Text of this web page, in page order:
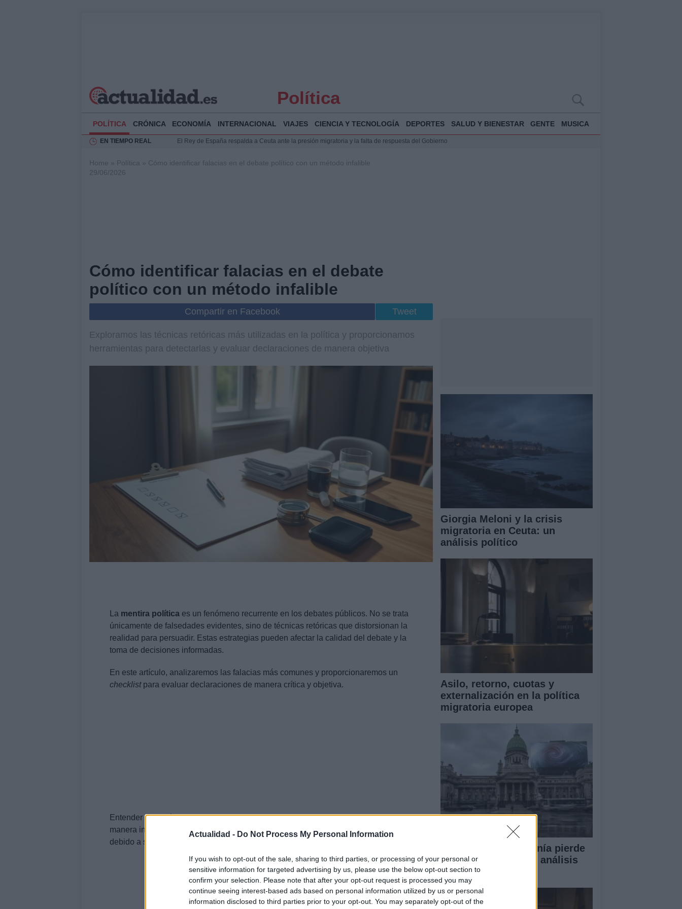
Actualidad - Do Not Process My Personal Information
If you wish to opt-out of the sale, sharing to third parties, or processing of your personal or
sensitive information for targeted advertising by us, please use the below opt-out section to
confirm your selection. Please note that after your opt-out request is processed you may
continue seeing interest-based ads based on personal information utilized by us or personal
information disclosed to third parties prior to your opt-out. You may separately opt-out of the
Política
POLÍTICA CRÓNICA ECONOMÍA INTERNACIONAL VIAJES CIENCIA Y TECNOLOGÍA DEPORTES SALUD Y BIENESTAR GENTE MUSICA
EN TIEMPO REAL
El Rey de España respalda a Ceuta ante la presión migratoria y la falta de respuesta del Gobierno
Análisis de la respuesta del Gobierno ante la crisis migratoria en Ceuta
Home » Política » Cómo identificar falacias en el debate político con un método infalible
29/06/2026
Cómo identificar falacias en el debate
político con un método infalible
Compartir en Facebook Tweet
Exploramos las técnicas retóricas más utilizadas en la política y proporcionamos
herramientas para detectarlas y evaluar declaraciones de manera objetiva
La mentira política es un fenómeno recurrente en los debates públicos. No se trata
únicamente de falsedades evidentes, sino de técnicas retóricas que distorsionan la
realidad para persuadir. Estas estrategias pueden afectar la calidad del debate y la
toma de decisiones informadas.
En este artículo, analizaremos las falacias más comunes y proporcionaremos un
checklistpara evaluar declaraciones de manera crítica y objetiva.
Entender estas técnicas es crucial para cualquier ciudadano que desee participar de
manera informada en la vida pública. A menudo, las falacias pasan desapercibidas
debido a su naturaleza sutil.
Giorgia Meloni y la crisis
migratoria en Ceuta: un
análisis político
Asilo, retorno, cuotas y
externalización en la política
migratoria europea
¿Por qué la ciudadanía pierde
fe en la política? Un análisis
profundo